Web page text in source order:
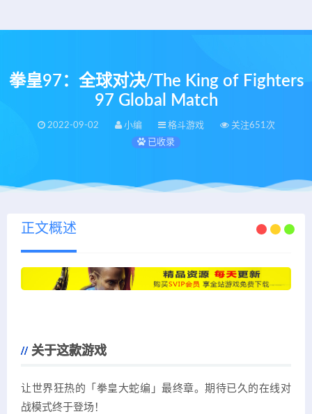
拳皇97：全球对决/The King of Fighters
97 Global Match
2022-09-02 小编 格斗游戏
关注651次
已收录
正文概述
关于这款游戏
让世界狂热的「拳皇大蛇编」最终章。期待已久的在线对
战模式终于登场！